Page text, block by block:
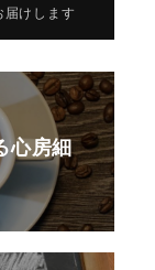
届けします
心房細